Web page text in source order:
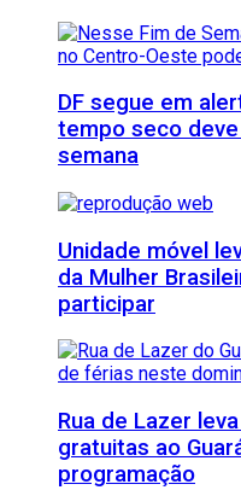
DF segue em
tempo seco
semana
Unidade móvel
da Mulher
participar
Rua de Lazer
gratuitas ao
programação